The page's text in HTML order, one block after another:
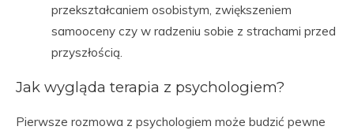
przekształcaniem osobistym, zwiększeniem
samooceny czy w radzeniu sobie z strachami przed
przyszłością.
Jak wygląda terapia z psychologiem?
Pierwsze rozmowa z psychologiem może budzić pewne